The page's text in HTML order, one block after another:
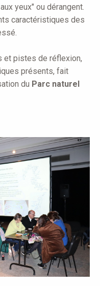
yeux" ou dérangent.
caractéristiques des
et pistes de réflexion,
présents, fait
du Parc naturel